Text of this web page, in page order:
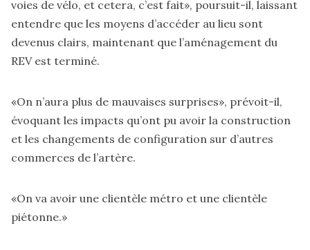
voies de vélo, et cetera, c’est fait», poursuit-il, laissant
entendre que les moyens d’accéder au lieu sont
devenus clairs, maintenant que l’aménagement du
REV est terminé.
«On n’aura plus de mauvaises surprises», prévoit-il,
évoquant les impacts qu’ont pu avoir la construction
et les changements de configuration sur d’autres
commerces de l’artère.
«On va avoir une clientèle métro et une clientèle
piétonne.»